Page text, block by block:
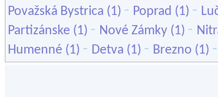
Považská Bystrica (1) - Poprad (1) -
Partizánske (1) - Nové Zámky (1) -
Humenné (1) - Detva (1) - Brezno (1)